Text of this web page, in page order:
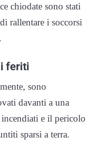
chiodate sono stati
rallentare i soccorsi
i feriti
sono
davanti a una
incendiati e il pericolo
sparsi a terra.